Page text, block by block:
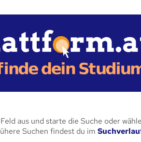
aus und starte die Suche oder wähle
Suchen findest du im